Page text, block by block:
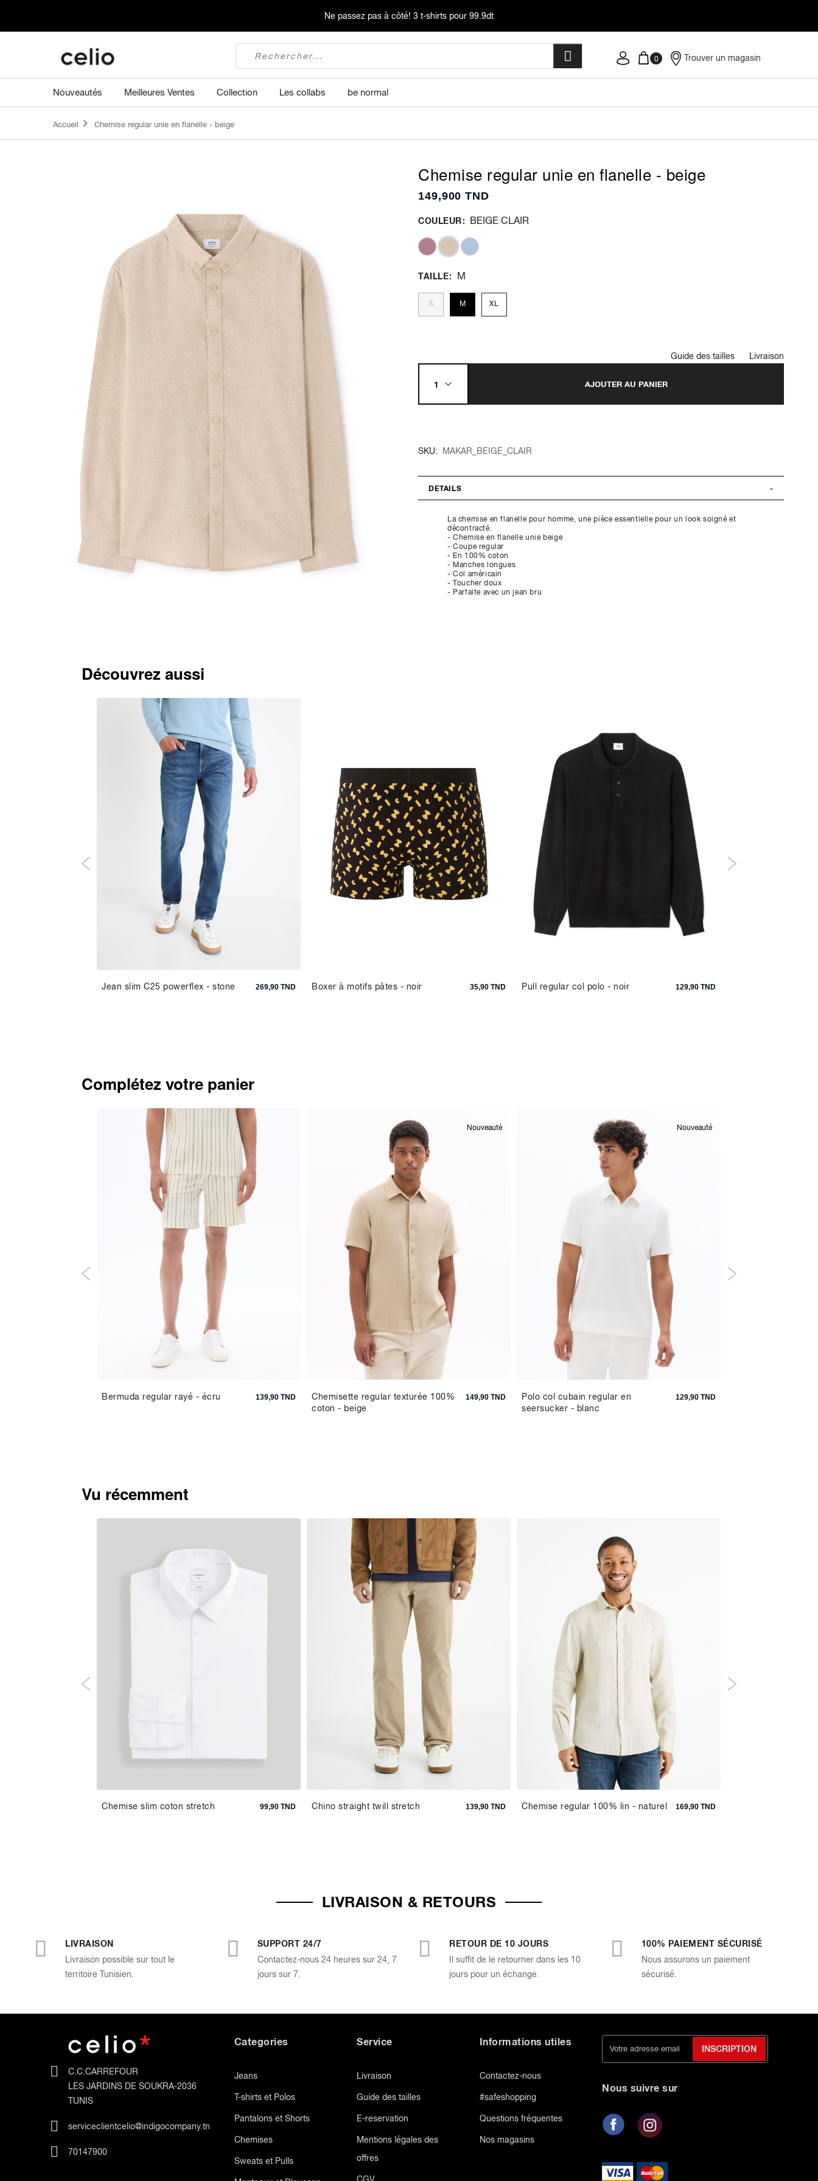
Ne passez pas à côté! 3 t-shirts pour 99.9dt
Trouver un magasin
Nouveautés Meilleures Ventes Collection Les collabs be normal
Accueil Chemise regular unie en flanelle - beige
Chemise regular unie en flanelle - beige
149,900 TND
COULEUR BEIGE CLAIR
TAILLE M
S M XL
Guide des tailles Livraison
AJOUTER AU PANIER
SKU MAKAR_BEIGE_CLAIR
DETAILS
La chemise en flanelle pour homme, une pièce essentielle pour un look soigné et
décontracté.
- Chemise en flanelle unie beige
- Coupe regular
- En 100% coton
- Manches longues
- Col américain
- Toucher doux
- Parfaite avec un jean bru
Découvrez aussi
Jean slim C25 powerflex - stone 269,90 TND Boxer à motifs pâtes - noir 35,90 TND Pull regular col polo - noir 129,90 TND
Complétez votre panier
Bermuda regular rayé - écru 139,90 TND
Nouveauté
Chemisette regular texturée 100%
coton - beige
149,90 TND
Nouveauté
Polo col cubain regular en
seersucker - blanc
129,90 TND
Vu récemment
Chemise slim coton stretch 99,90 TND Chino straight twill stretch 139,90 TND Chemise regular 100% lin - naturel 169,90 TND
LIVRAISON & RETOURS
LIVRAISON
Livraison possible sur tout le
territoire Tunisien.
SUPPORT 24/7
Contactez-nous 24 heures sur 24, 7
jours sur 7.
RETOUR DE 10 JOURS
Il suffit de le retourner dans les 10
jours pour un échange.
100% PAIEMENT SÉCURISÉ
Nous assurons un paiement
sécurisé.
C.C.CARREFOUR
LES JARDINS DE SOUKRA-2036
TUNIS
serviceclientcelio@indigocompany.tn
70147900
Categories
Jeans
T-shirts et Polos
Pantalons et Shorts
Chemises
Sweats et Pulls
Service
Livraison
Guide des tailles
E-reservation
Mentions légales des
offres
Informations utiles
Contactez-nous
#safeshopping
Questions fréquentes
Nos magasins
INSCRIPTION
Nous suivre sur